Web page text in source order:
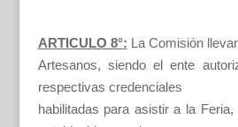
ARTICULO 8°: La Comisión
Artesanos, siendo el ente
respectivas credenciales
habilitadas para asistir a la